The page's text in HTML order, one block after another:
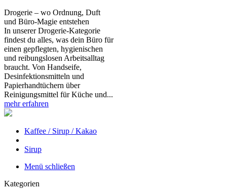
Drogerie – wo Ordnung, Duft
und Büro‑Magie entstehen
In unserer Drogerie‑Kategorie
findest du alles, was dein Büro für
einen gepflegten, hygienischen
und reibungslosen Arbeitsalltag
braucht. Von Handseife,
Desinfektionsmitteln und
Papierhandtüchern über
Reinigungsmittel für Küche und...
mehr erfahren
Kaffee / Sirup / Kakao
Sirup
Menü schließen
Kategorien